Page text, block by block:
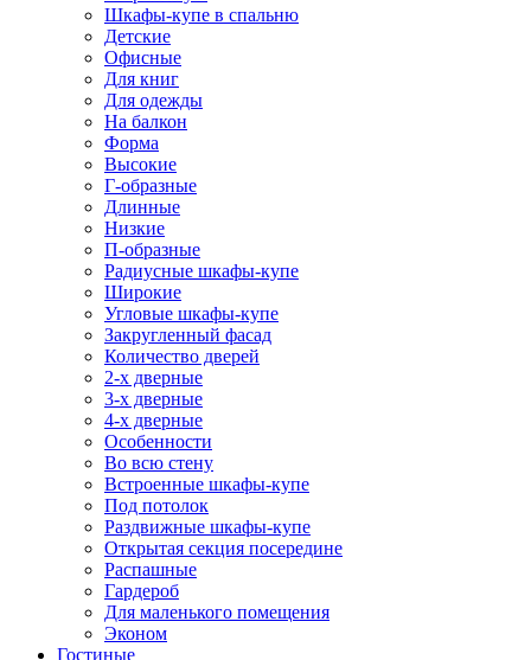
Шкафы-купе в спальню
Детские
Офисные
Для книг
Для одежды
На балкон
Форма
Высокие
Г-образные
Длинные
Низкие
П-образные
Радиусные шкафы-купе
Широкие
Угловые шкафы-купе
Закругленный фасад
Количество дверей
2-х дверные
3-х дверные
4-х дверные
Особенности
Во всю стену
Встроенные шкафы-купе
Под потолок
Раздвижные шкафы-купе
Открытая секция посередине
Распашные
Гардероб
Для маленького помещения
Эконом
Гостиные